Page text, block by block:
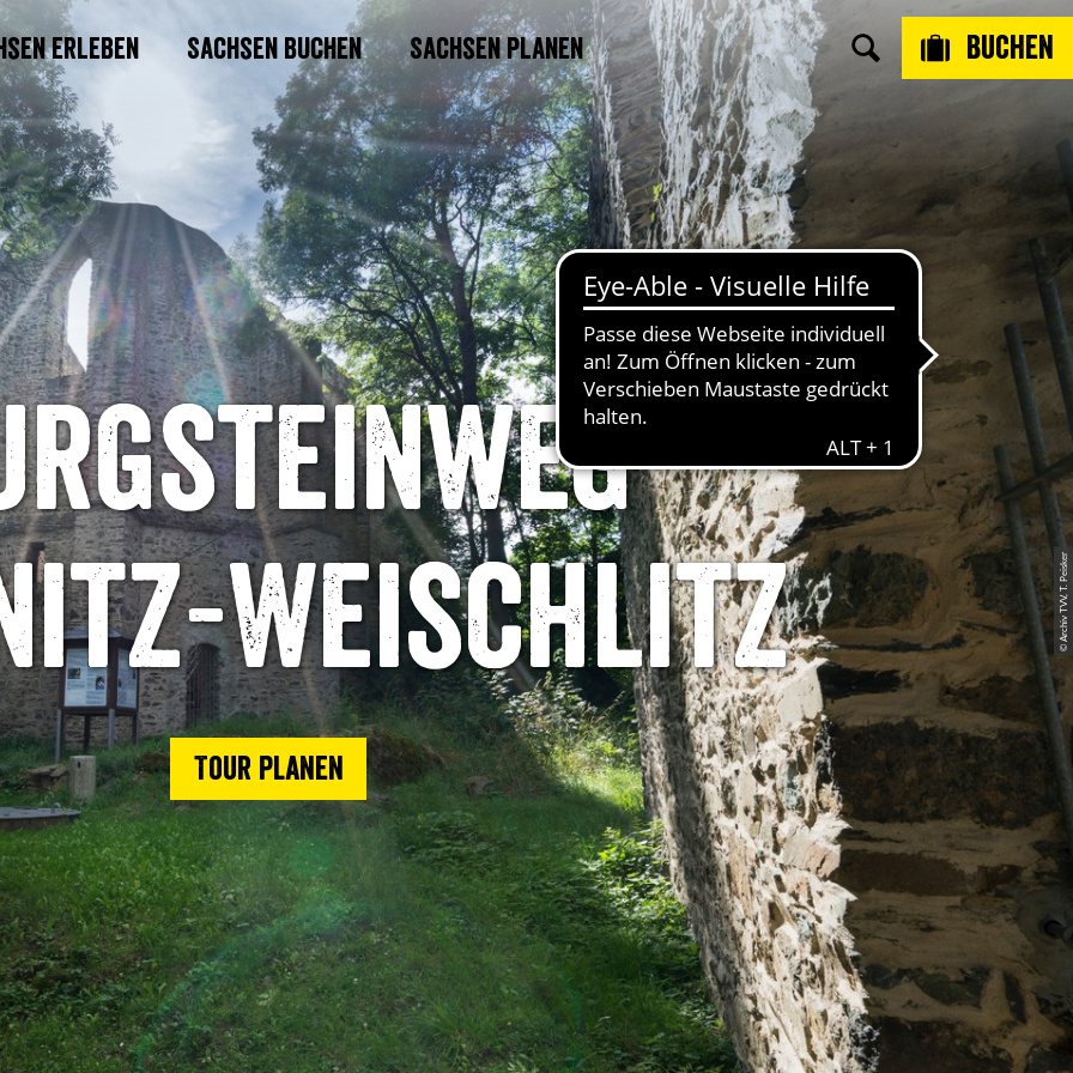
erleben Sachsen buchen Sachsen planen Buchen
© Archiv TVV, T. Peisker
Weischlitz
Tour planen